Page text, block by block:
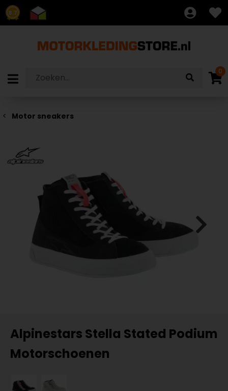
8.7
0
Motor sneakers
Alpinestars Stella Stated Podium
Motorschoenen